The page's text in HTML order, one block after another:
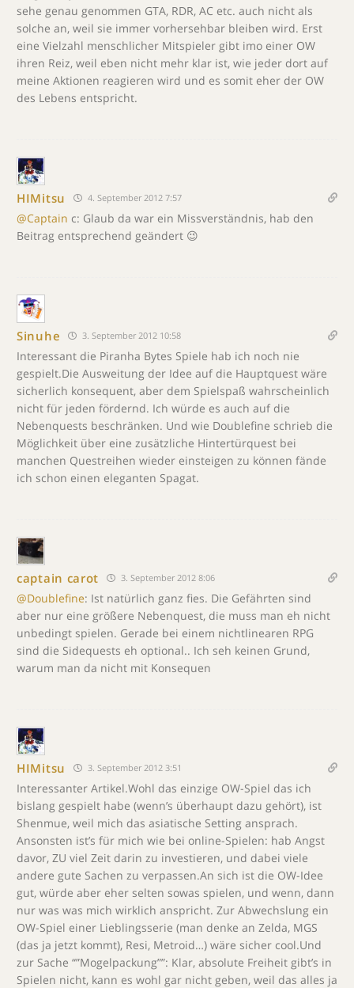
sehe genau genommen GTA, RDR, AC etc. auch nicht als
solche an, weil sie immer vorhersehbar bleiben wird. Erst
eine Vielzahl menschlicher Mitspieler gibt imo einer OW
ihren Reiz, weil eben nicht mehr klar ist, wie jeder dort auf
meine Aktionen reagieren wird und es somit eher der OW
des Lebens entspricht.
HIMitsu 4. September 2012 7:57
@Captain c: Glaub da war ein Missverständnis, hab den
Beitrag entsprechend geändert 😉
Sinuhe 3. September 2012 10:58
Interessant die Piranha Bytes Spiele hab ich noch nie
gespielt.Die Ausweitung der Idee auf die Hauptquest wäre
sicherlich konsequent, aber dem Spielspaß wahrscheinlich
nicht für jeden fördernd. Ich würde es auch auf die
Nebenquests beschränken. Und wie Doublefine schrieb die
Möglichkeit über eine zusätzliche Hintertürquest bei
manchen Questreihen wieder einsteigen zu können fände
ich schon einen eleganten Spagat.
captain carot 3. September 2012 8:06
@Doublefine: Ist natürlich ganz fies. Die Gefährten sind
aber nur eine größere Nebenquest, die muss man eh nicht
unbedingt spielen. Gerade bei einem nichtlinearen RPG
sind die Sidequests eh optional.. Ich seh keinen Grund,
warum man da nicht mit Konsequen
HIMitsu 3. September 2012 3:51
Interessanter Artikel.Wohl das einzige OW-Spiel das ich
bislang gespielt habe (wenn’s überhaupt dazu gehört), ist
Shenmue, weil mich das asiatische Setting ansprach.
Ansonsten ist’s für mich wie bei online-Spielen: hab Angst
davor, ZU viel Zeit darin zu investieren, und dabei viele
andere gute Sachen zu verpassen.An sich ist die OW-Idee
gut, würde aber eher selten sowas spielen, und wenn, dann
nur was was mich wirklich anspricht. Zur Abwechslung ein
OW-Spiel einer Lieblingsserie (man denke an Zelda, MGS
(das ja jetzt kommt), Resi, Metroid…) wäre sicher cool.Und
zur Sache “”Mogelpackung””: Klar, absolute Freiheit gibt’s in
Spielen nicht, kann es wohl gar nicht geben, weil das alles ja